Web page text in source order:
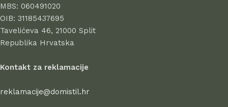
atraktivnim dizajnom, dugim vijekom trajanja i sigurnošću pri
uporabi. Kod nas birate s povjerenjem – jer stil počinje u
domu.
MBS: 060491020
OIB: 31185437695
Tavelićeva 46, 21000 Split
Republika Hrvatska
Kontakt za reklamacije
reklamacije@domistil.hr